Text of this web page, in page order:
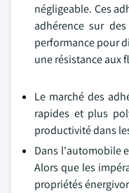
négligeable. Ces
adhérence sur
performance pour
une résistance aux
Le marché des
rapides et plus
productivité dans
Dans l'automobile
Alors que les
propriétés